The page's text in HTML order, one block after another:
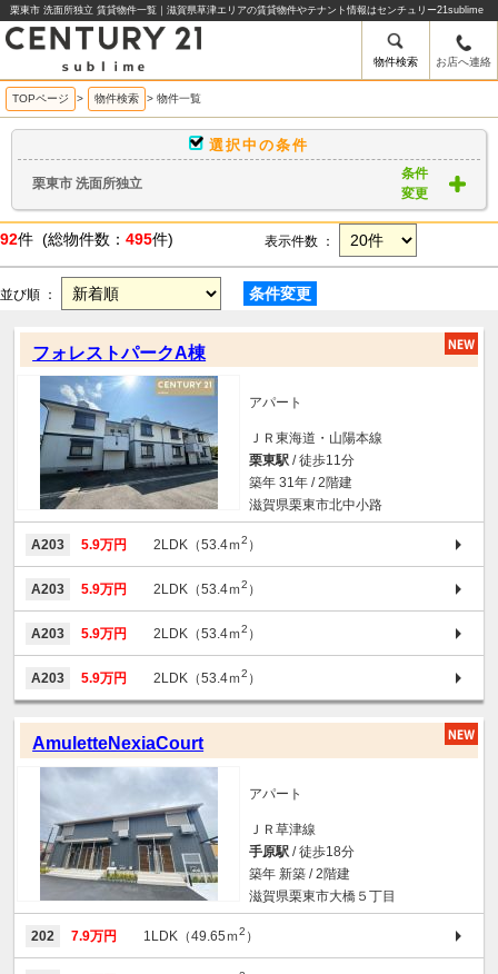
栗東市 洗面所独立 賃貸物件一覧｜滋賀県草津エリアの賃貸物件やテナント情報はセンチュリー21sublime
物件検索 お店へ連絡
TOPページ > 物件検索 > 物件一覧
選択中の条件
栗東市 洗面所独立
条件
変更
92件 (総物件数： 495件) 表示件数 ：
並び順 ： 条件変更
フォレストパークA棟
アパート
ＪＲ東海道・山陽本線
栗東駅 / 徒歩11分
築年 31年 / 2階建
滋賀県栗東市北中小路
A203 5.9万円 2LDK（53.4ｍ2 ）
A203 5.9万円 2LDK（53.4ｍ2 ）
A203 5.9万円 2LDK（53.4ｍ2 ）
A203 5.9万円 2LDK（53.4ｍ2 ）
AmuletteNexiaCourt
アパート
ＪＲ草津線
手原駅 / 徒歩18分
築年 新築 / 2階建
滋賀県栗東市大橋５丁目
202 7.9万円 1LDK（49.65ｍ2 ）